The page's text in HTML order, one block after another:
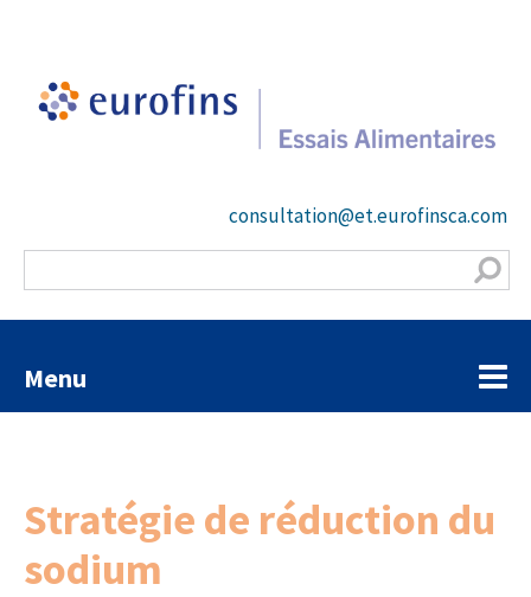
consultation@et.eurofinsca.com
Menu
Stratégie de réduction du
sodium